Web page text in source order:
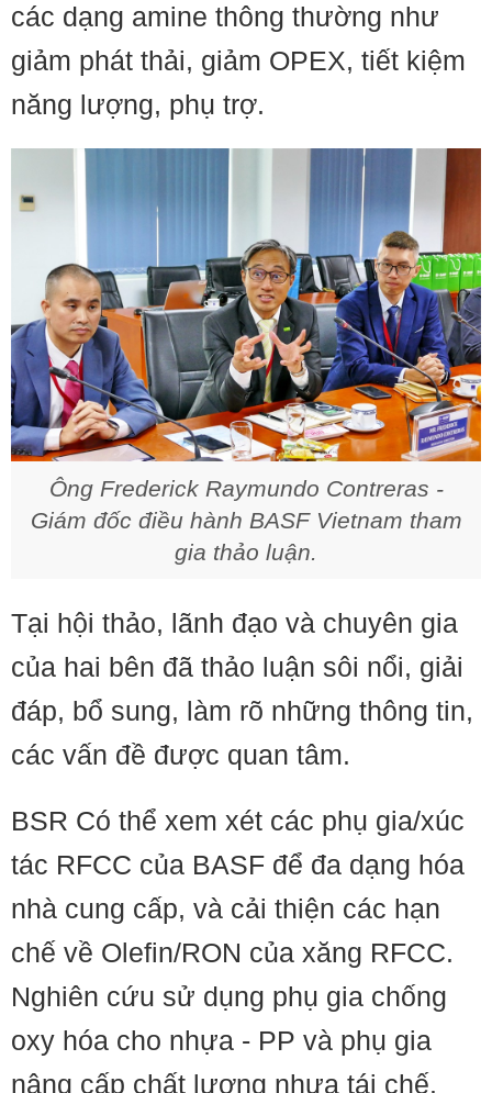
các dạng amine thông thường như
giảm phát thải, giảm OPEX, tiết kiệm
năng lượng, phụ trợ.
Ông Frederick Raymundo Contreras -
Giám đốc điều hành BASF Vietnam tham
gia thảo luận.
Tại hội thảo, lãnh đạo và chuyên gia
của hai bên đã thảo luận sôi nổi, giải
đáp, bổ sung, làm rõ những thông tin,
các vấn đề được quan tâm.
BSR Có thể xem xét các phụ gia/xúc
tác RFCC của BASF để đa dạng hóa
nhà cung cấp, và cải thiện các hạn
chế về Olefin/RON của xăng RFCC.
Nghiên cứu sử dụng phụ gia chống
oxy hóa cho nhựa - PP và phụ gia
nâng cấp chất lượng nhựa tái chế.